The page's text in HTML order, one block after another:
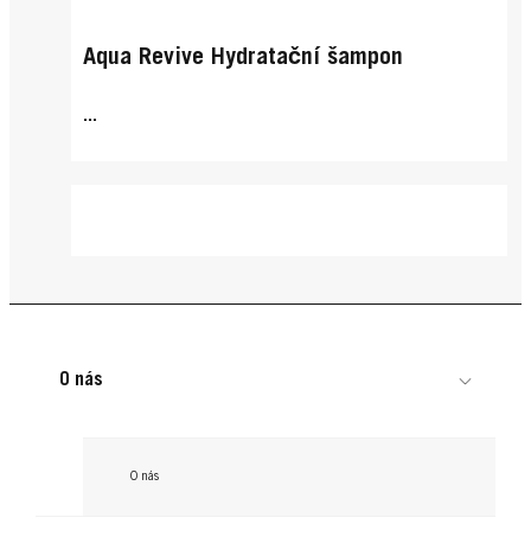
Aqua Revive Hydratační šampon
...
O nás
O nás